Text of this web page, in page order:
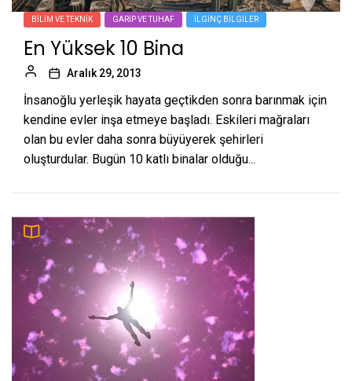
BILIM VE TEKNIK GARIP VE TUHAF İLGINÇ BILGILER
En Yüksek 10 Bina
Aralık 29, 2013
İnsanoğlu yerleşik hayata geçtikden sonra barınmak için
kendine evler inşa etmeye başladı. Eskileri mağraları
olan bu evler daha sonra büyüyerek şehirleri
oluşturdular. Bugün 10 katlı binalar olduğu...